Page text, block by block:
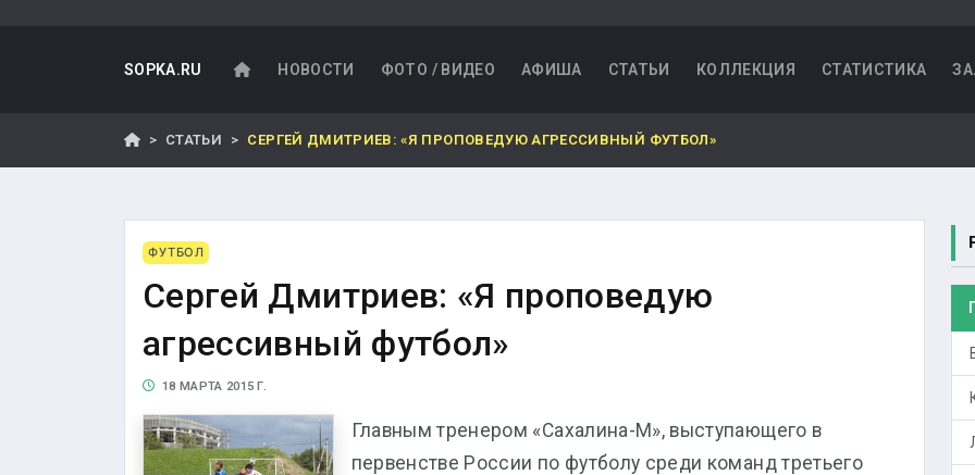
SOPKA.RU НОВОСТИ ФОТО / ВИДЕО АФИША СТАТЬИ КОЛЛЕКЦИЯ СТАТИСТИКА
СТАТЬИ СЕРГЕЙ ДМИТРИЕВ: «Я ПРОПОВЕДУЮ АГРЕССИВНЫЙ ФУТБОЛ»
ФУТБОЛ
Сергей Дмитриев: «Я проповедую
агрессивный футбол»
18 МАРТА 2015 Г.
Главным тренером «Сахалина-М», выступающего в
первенстве России по футболу среди команд третьего